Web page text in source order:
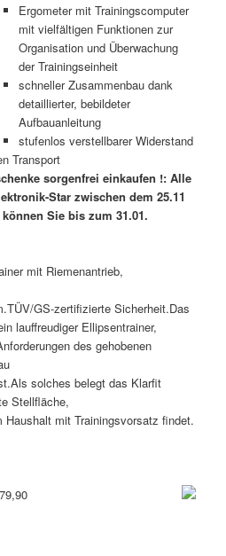
Ergometer mit Trainingscomputer
mit vielfältigen Funktionen zur
Organisation und Überwachung
der Trainingseinheit
schneller Zusammenbau dank
detaillierter, bebildeter
Aufbauanleitung
stufenlos verstellbarer Widerstand
Transport
sorgenfrei einkaufen !: Alle
Star zwischen dem 25.11
Sie bis zum 31.01.
mit Riemenantrieb,
GS-zertifizierte Sicherheit.Das
lauffreudiger Ellipsentrainer,
des gehobenen
solches belegt das Klarfit
Stellfläche,
mit Trainingsvorsatz findet.